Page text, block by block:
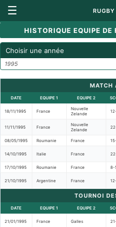
☰
HISTORIQUE EQUIPE
Choisir une année
1995
MATCH
DATE EQUIPE 1 EQUIPE 2
18/11/1995 France
Nouvelle
Zelande
11/11/1995 France
Nouvelle
Zelande
08/05/1995 Roumanie France
14/10/1995 Italie France
17/10/1995 Roumanie France 8-
21/10/1995 Argentine France
TOURNOI
DATE EQUIPE 1 EQUIPE 2
21/01/1995 France Galles